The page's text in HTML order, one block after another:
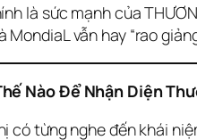
là sức mạnh của
MondiaL vẫn hay “rao
Nào Để Nhận Diện
có từng nghe đến khái